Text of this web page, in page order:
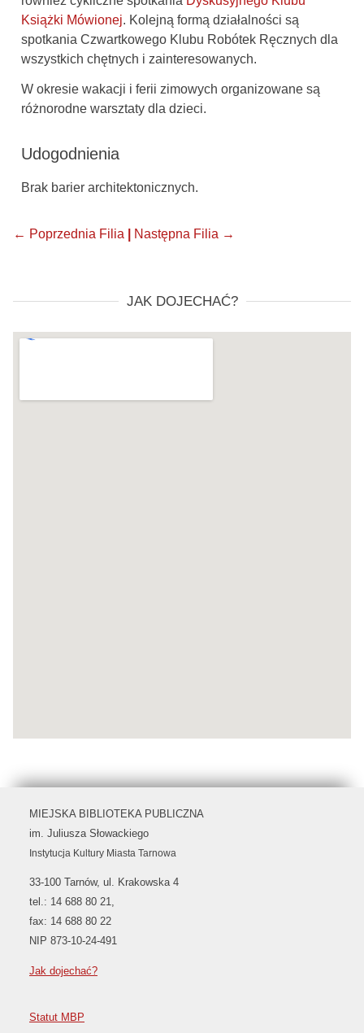
Książki Mówionej. Kolejną formą działalności są
spotkania Czwartkowego Klubu Robótek Ręcznych dla
wszystkich chętnych i zainteresowanych.
W okresie wakacji i ferii zimowych organizowane są
różnorodne warsztaty dla dzieci.
Udogodnienia
Brak barier architektonicznych.
← Poprzednia Filia Następna Filia →
JAK DOJECHAĆ?
MIEJSKA BIBLIOTEKA PUBLICZNA
im. Juliusza Słowackiego
Instytucja Kultury Miasta Tarnowa
33-100 Tarnów, ul. Krakowska 4
tel.: 14 688 80 21,
fax: 14 688 80 22
NIP 873-10-24-491
Jak dojechać?
Statut MBP